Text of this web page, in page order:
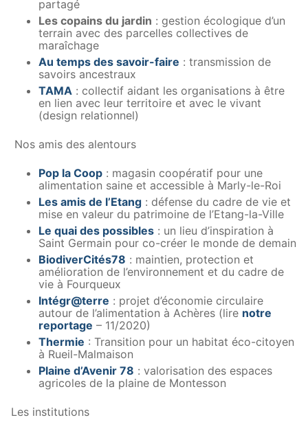
partagé
Les copains du jardin : gestion écologique d’un
terrain avec des parcelles collectives de
maraîchage
Au temps des savoir-faire : transmission de
savoirs ancestraux
TAMA : collectif aidant les organisations à être
en lien avec leur territoire et avec le vivant
(design relationnel)
Nos amis des alentours
Pop la Coop : magasin coopératif pour une
alimentation saine et accessible à Marly-le-Roi
Les amis de l’Etang : défense du cadre de vie et
mise en valeur du patrimoine de l’Etang-la-Ville
Le quai des possibles : un lieu d’inspiration à
Saint Germain pour co-créer le monde de demain
BiodiverCités78 : maintien, protection et
amélioration de l’environnement et du cadre de
vie à Fourqueux
Intégr@terre : projet d’économie circulaire
autour de l’alimentation à Achères (lire notre
reportage – 11/2020)
Thermie : Transition pour un habitat éco-citoyen
à Rueil-Malmaison
Plaine d’Avenir 78 : valorisation des espaces
agricoles de la plaine de Montesson
Les institutions